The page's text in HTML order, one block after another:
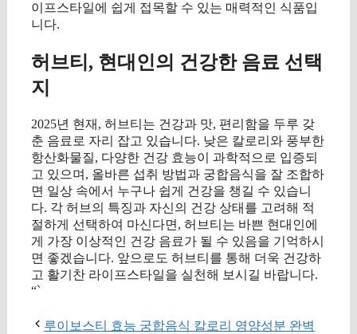
이프스타일에 쉽게 접목할 수 있는 매력적인 식품입
니다.
허브티, 현대인의 건강한 음료 선택
지
2025년 현재, 허브티는 건강과 맛, 편리함을 두루 갖
춘 음료로 자리 잡고 있습니다. 낮은 칼로리와 풍부한
항산화물질, 다양한 건강 효능이 과학적으로 입증되
고 있으며, 올바른 섭취 방법과 궁합음식을 잘 조합하
면 일상 속에서 누구나 쉽게 건강을 챙길 수 있습니
다. 각 허브의 특징과 자신의 건강 상태를 고려해 적
절하게 선택하여 마신다면, 허브티는 바쁜 현대인에
게 가장 이상적인 건강 음료가 될 수 있음을 기억하시
면 좋겠습니다. 앞으로도 허브티를 통해 더욱 건강하
고 활기찬 라이프스타일을 실천해 보시길 바랍니다.
“`
루이보스티 효능 궁합음식 칼로리 영양성분 완벽